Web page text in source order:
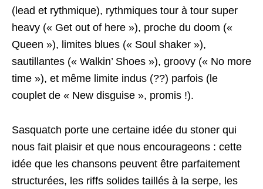
(lead et rythmique), rythmiques tour à tour super
heavy (« Get out of here »), proche du doom («
Queen »), limites blues (« Soul shaker »),
sautillantes (« Walkin’ Shoes »), groovy (« No more
time »), et même limite indus (??) parfois (le
couplet de « New disguise », promis !).
Sasquatch porte une certaine idée du stoner qui
nous fait plaisir et que nous encourageons : cette
idée que les chansons peuvent être parfaitement
structurées, les riffs solides taillés à la serpe, les